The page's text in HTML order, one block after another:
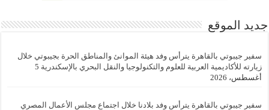
جديد الموقع
سفير جيبوتي بالقاهرة يترأس وفد هيئة الموانئ والمناطق الحرة بجيبوتي خلال
زيارته للأكاديمية العربية للعلوم والتكنولوجيا والنقل البحري بالإسكندرية 5
أغسطس، 2026
سفير جيبوتي بالقاهرة يترأس وفد بلادنا خلال اجتماع مجلس الأعمال المصري